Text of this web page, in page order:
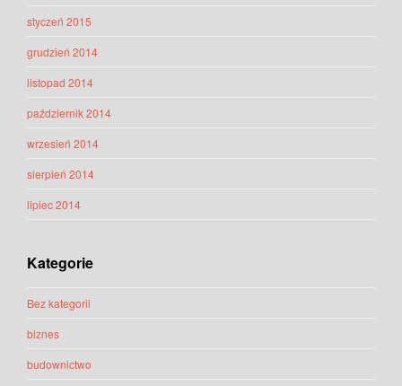
styczeń 2015
grudzień 2014
listopad 2014
październik 2014
wrzesień 2014
sierpień 2014
lipiec 2014
Kategorie
Bez kategorii
biznes
budownictwo